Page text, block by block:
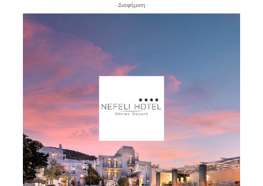
- Διαφήμιση -